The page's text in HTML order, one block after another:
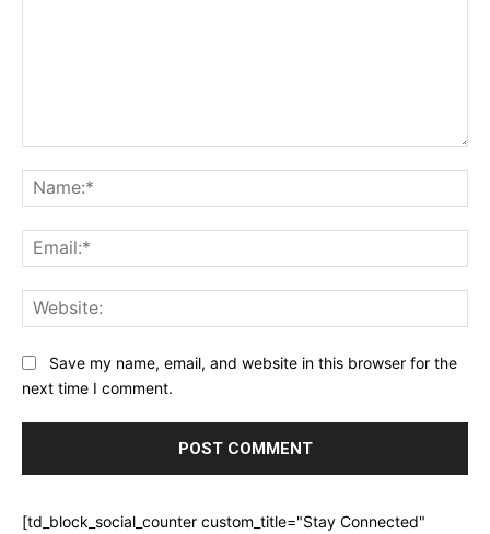
Save my name, email, and website in this browser for the
next time I comment.
[td_block_social_counter custom_title="Stay Connected"